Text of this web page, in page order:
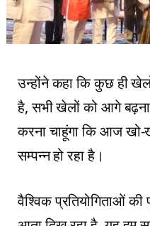
उन्होंने कहा कि कुछ ही
है, सभी खेलों को आगे
करना चाहूंगा कि आज खो-
सम्पन्न हो रहा है।
वैश्विक प्रतियोगिताओं